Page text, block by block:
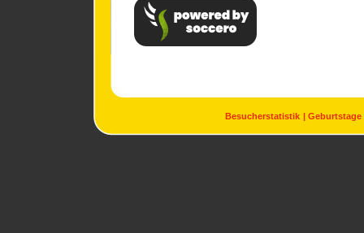
Besucherstatistik Geburtstage